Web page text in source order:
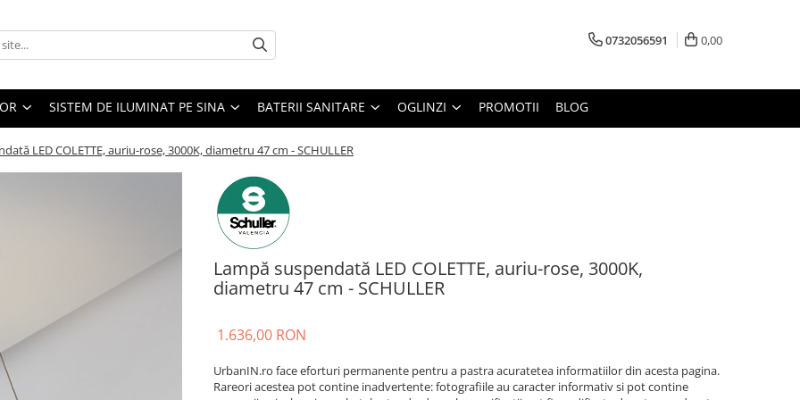
0732056591 0,00
SISTEM DE ILUMINAT PE SINA BATERII SANITARE OGLINZI PROMOTII BLOG
LED COLETTE, auriu-rose, 3000K, diametru 47 cm - SCHULLER
Lampă suspendată LED COLETTE, auriu-rose, 3000K,
diametru 47 cm - SCHULLER
1.636,00 RON
UrbanIN.ro face eforturi permanente pentru a pastra acuratetea informatiilor din acesta pagina.
Rareori acestea pot contine inadvertente: fotografiile au caracter informativ si pot contine